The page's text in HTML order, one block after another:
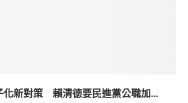
化新對策 賴清德要民進黨公職加...